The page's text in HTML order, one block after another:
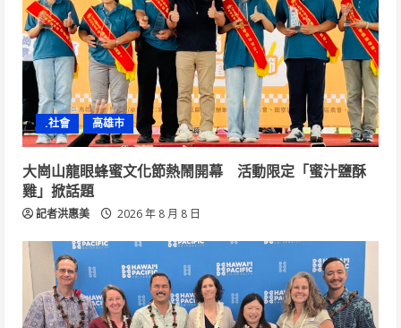
.社會 高雄市
大崗山龍眼蜂蜜文化節熱鬧開幕 活動限定「蜜汁鹽酥
雞」掀話題
記者洪惠美 2026 年 8 月 8 日